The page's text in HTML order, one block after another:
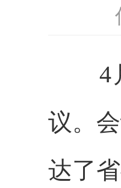
4
议。
达了